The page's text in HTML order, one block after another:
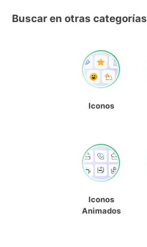
Buscar en otras categorías
Iconos
Iconos
Animados